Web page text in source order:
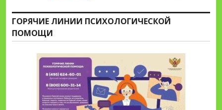
ГОРЯЧИЕ ЛИНИИ ПСИХОЛОГИЧЕСКОЙ
ПОМОЩИ